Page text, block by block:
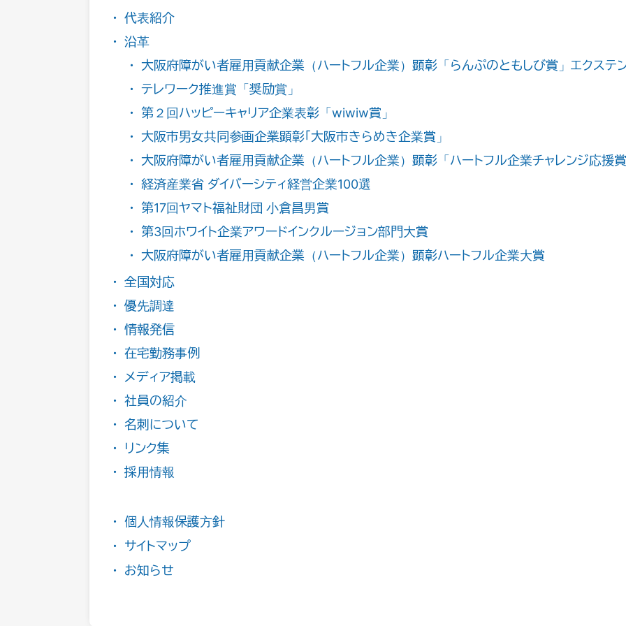
代表紹介
沿革
大阪府障がい者雇用貢献企業（ハートフル企業）顕彰「らんぷのともしび賞」エクステ
テレワーク推進賞「奨励賞」
第２回ハッピーキャリア企業表彰「wiwiw賞」
大阪市男女共同参画企業顕彰「大阪市きらめき企業賞」
大阪府障がい者雇用貢献企業（ハートフル企業）顕彰「ハートフル企業チャレンジ応援賞
経済産業省 ダイバーシティ経営企業100選
第17回ヤマト福祉財団 小倉昌男賞
第3回ホワイト企業アワードインクルージョン部門大賞
大阪府障がい者雇用貢献企業（ハートフル企業）顕彰ハートフル企業大賞
全国対応
優先調達
情報発信
在宅勤務事例
メディア掲載
社員の紹介
名刺について
リンク集
採用情報
個人情報保護方針
サイトマップ
お知らせ